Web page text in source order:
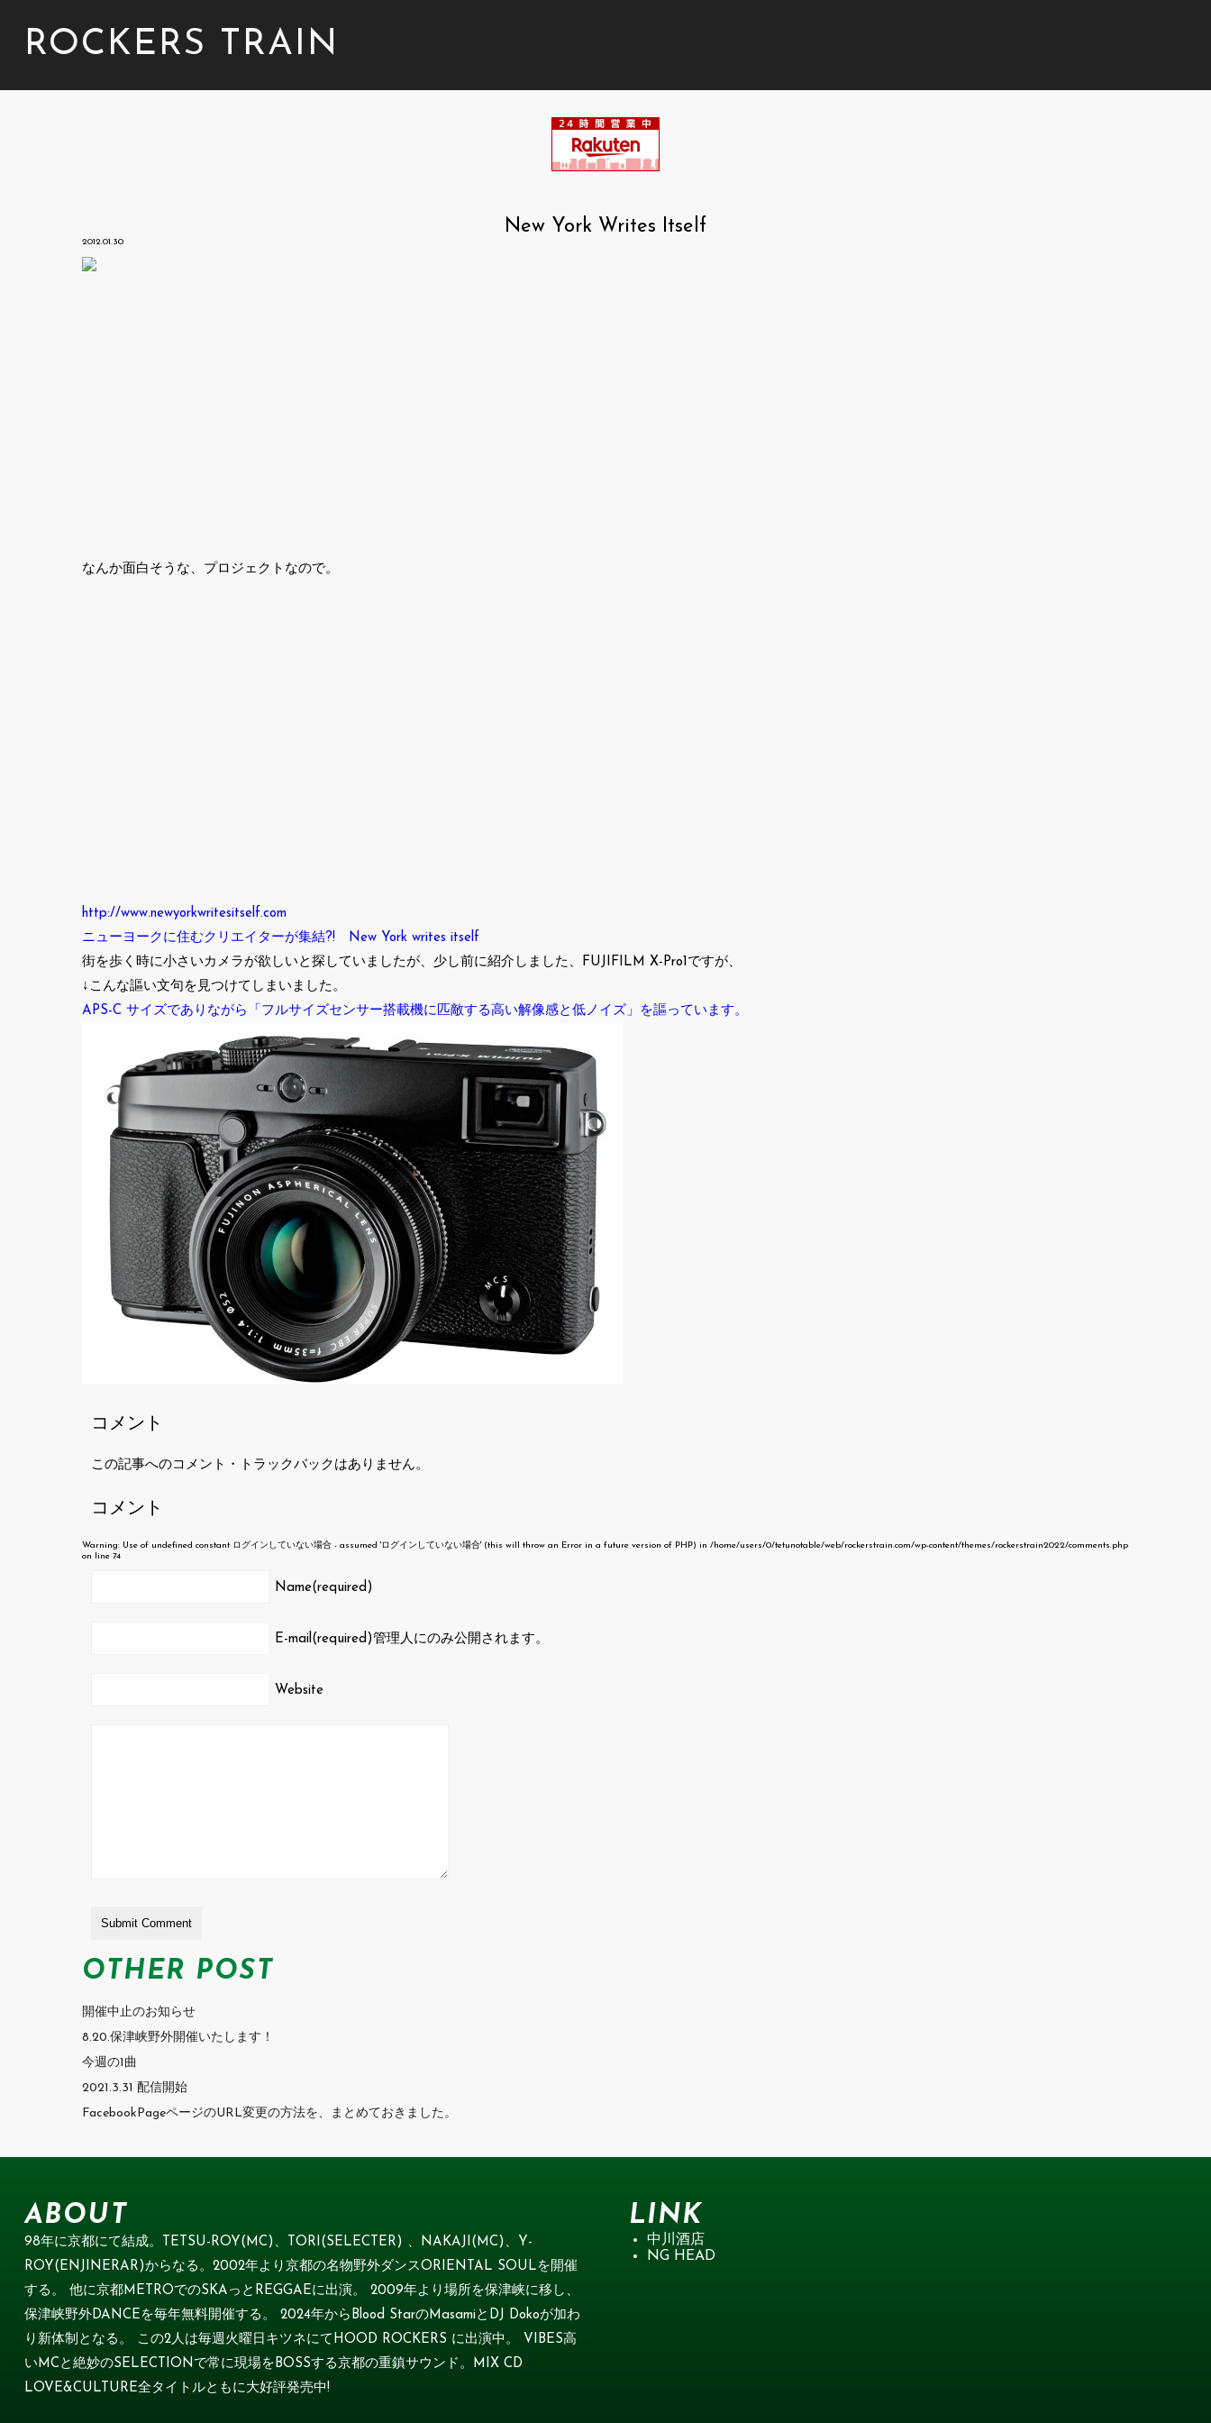
ROCKERS TRAIN
New York Writes Itself
2012.01.30
なんか面白そうな、プロジェクトなので。
http://www.newyorkwritesitself.com
ニューヨークに住むクリエイターが集結?! New York writes itself
街を歩く時に小さいカメラが欲しいと探していましたが、少し前に紹介しました、FUJIFILM X-Pro1ですが、
↓こんな謳い文句を見つけてしまいました。
APS-C サイズでありながら「フルサイズセンサー搭載機に匹敵する高い解像感と低ノイズ」を謳っています。
コメント
この記事へのコメント・トラックバックはありません。
コメント
Warning: Use of undefined constant ログインしていない場合 - assumed 'ログインしていない場合' (this will throw an Error in a future version of PHP) in/home/users/0/tetunotable/web/rockerstrain.com/wp-content/themes/rockerstrain2022/comments.php
on line74
Name(required)
E-mail(required)管理人にのみ公開されます。
Website
OTHER POST
開催中止のお知らせ
8.20.保津峡野外開催いたします！
今週の1曲
2021.3.31 配信開始
FacebookPageページのURL変更の方法を、まとめておきました。
ABOUT
98年に京都にて結成。TETSU-ROY(MC)、TORI(SELECTER) 、NAKAJI(MC)、Y-
ROY(ENJINERAR)からなる。2002年より京都の名物野外ダンスORIENTAL SOULを開催
する。 他に京都METROでのSKAっとREGGAEに出演。 2009年より場所を保津峡に移し、
保津峡野外DANCEを毎年無料開催する。 2024年からBlood StarのMasamiとDJ Dokoが加わ
り新体制となる。 この2人は毎週火曜日キツネにてHOOD ROCKERS に出演中。 VIBES高
いMCと絶妙のSELECTIONで常に現場をBOSSする京都の重鎮サウンド。MIX CD
LOVE&CULTURE全タイトルともに大好評発売中!
LINK
中川酒店
NG HEAD